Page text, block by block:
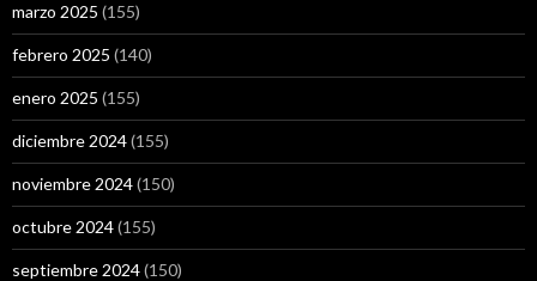
marzo 2025 (155)
febrero 2025 (140)
enero 2025 (155)
diciembre 2024(155)
noviembre 2024(150)
octubre 2024(155)
septiembre 2024(150)